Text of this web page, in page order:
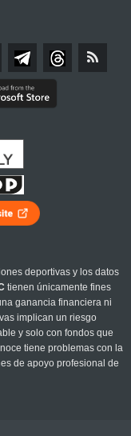
deportivas y los datos
tienen únicamente fines
ganancia financiera ni
implican un riesgo
y solo con fondos que
tiene problemas con la
de apoyo profesional de